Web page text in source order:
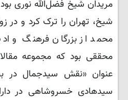
مریدان شیخ فضل‌الله نوری
شیخ، تهران را ترک کرد و در
محمد از بزرگان فرهنگ و
محققی بود که مجموعه
عنوان «نقش سیدجمال در
سیدهادی خسروشاهی در